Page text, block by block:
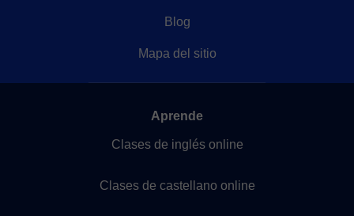
Blog
Mapa del sitio
Aprende
Clases de inglés online
Clases de castellano online